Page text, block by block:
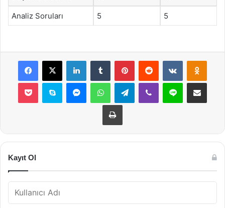
Analiz Soruları 5 5
Facebook
X LinkedInTumblr PinterestReddit VKontakte
Pocket Skype MessengerWhatsAppTelegramViber Line E-Posta ile
Yazdır
Kayıt Ol